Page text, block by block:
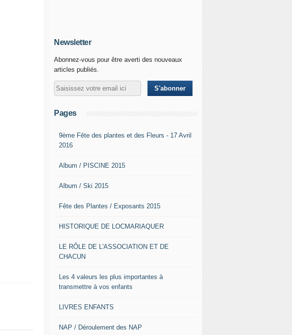
Newsletter
Abonnez-vous pour être averti des nouveaux
articles publiés.
Pages
9ème Fête des plantes et des Fleurs - 17 Avril
2016
Album / PISCINE 2015
Album / Ski 2015
Fête des Plantes / Exposants 2015
HISTORIQUE DE LOCMARIAQUER
LE RÔLE DE L'ASSOCIATION ET DE
CHACUN
Les 4 valeurs les plus importantes à
transmettre à vos enfants
LIVRES ENFANTS
NAP / Déroulement des NAP